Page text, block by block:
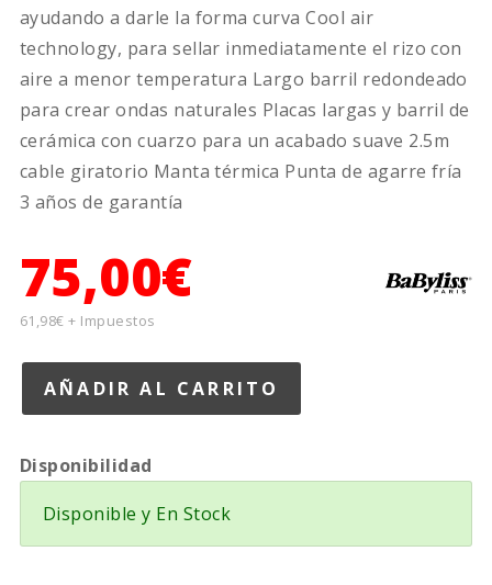
ayudando a darle la forma curva Cool air
technology, para sellar inmediatamente el rizo con
aire a menor temperatura Largo barril redondeado
para crear ondas naturales Placas largas y barril de
cerámica con cuarzo para un acabado suave 2.5m
cable giratorio Manta térmica Punta de agarre fría
3 años de garantía
75,00€
61,98€ + Impuestos
Disponibilidad
Disponible y En Stock